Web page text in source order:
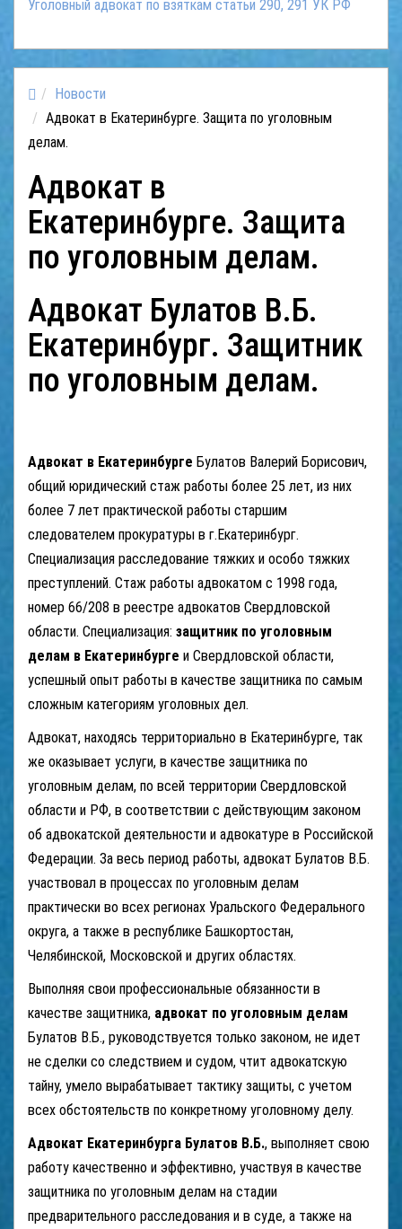
Уголовный адвокат по взяткам статьи 290, 291 УК РФ
Новости
Адвокат в Екатеринбурге. Защита по уголовным
делам.
Адвокат в
Екатеринбурге. Защита
по уголовным делам.
Адвокат Булатов В.Б.
Екатеринбург. Защитник
по уголовным делам.
Адвокат в Екатеринбурге Булатов Валерий Борисович,
общий юридический стаж работы более 25 лет, из них
более 7 лет практической работы старшим
следователем прокуратуры в г.Екатеринбург.
Специализация расследование тяжких и особо тяжких
преступлений. Стаж работы адвокатом с 1998 года,
номер 66/208 в реестре адвокатов Свердловской
области. Специализация: защитник по уголовным
делам в Екатеринбурге и Свердловской области,
успешный опыт работы в качестве защитника по самым
сложным категориям уголовных дел.
Адвокат, находясь территориально в Екатеринбурге, так
же оказывает услуги, в качестве защитника по
уголовным делам, по всей территории Свердловской
области и РФ, в соответствии с действующим законом
об адвокатской деятельности и адвокатуре в Российской
Федерации. За весь период работы, адвокат Булатов В.Б.
участвовал в процессах по уголовным делам
практически во всех регионах Уральского Федерального
округа, а также в республике Башкортостан,
Челябинской, Московской и других областях.
Выполняя свои профессиональные обязанности в
качестве защитника, адвокат по уголовным делам
Булатов В.Б., руководствуется только законом, не идет
не сделки со следствием и судом, чтит адвокатскую
тайну, умело вырабатывает тактику защиты, с учетом
всех обстоятельств по конкретному уголовному делу.
Адвокат Екатеринбурга Булатов В.Б., выполняет свою
работу качественно и эффективно, участвуя в качестве
защитника по уголовным делам на стадии
предварительного расследования и в суде, а также на